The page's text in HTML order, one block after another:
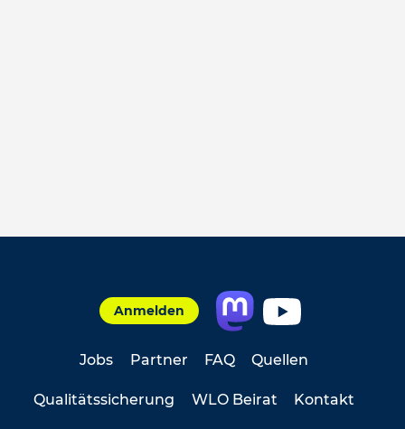
Anmelden
Jobs Partner FAQ Quellen
Qualitätssicherung WLO Beirat Kontakt